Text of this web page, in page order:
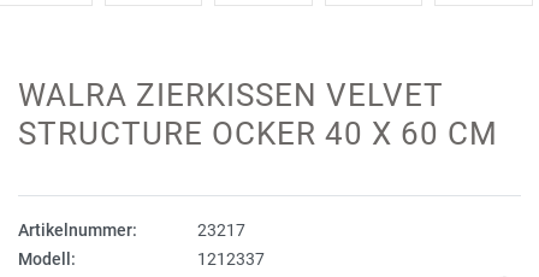
WALRA ZIERKISSEN VELVET
STRUCTURE OCKER 40 X 60 CM
Artikelnummer:
23217
Modell:
1212337